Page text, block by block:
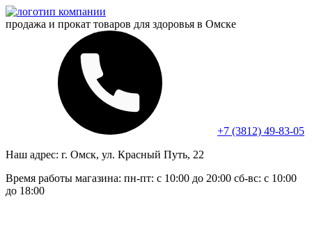
продажа и прокат товаров для здоровья в Омске
+7 (3812) 49-83-05
Наш адрес: г. Омск, ул. Красный Путь, 22
Время работы магазина: пн-пт: с 10:00 до 20:00 сб-вс: с 10:00
до 18:00